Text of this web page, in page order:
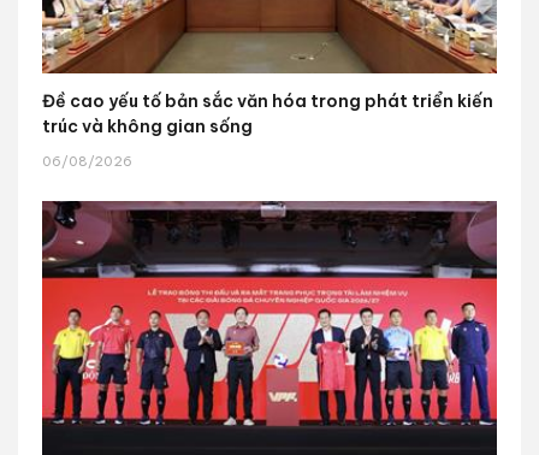
Đề cao yếu tố bản sắc văn hóa trong phát triển kiến
trúc và không gian sống
06/08/2026